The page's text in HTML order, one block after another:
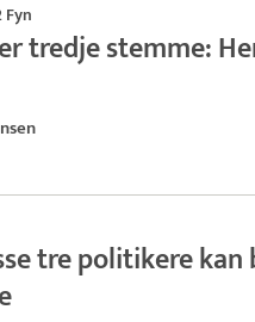
Fyn
tredje stemme:
tre politikere